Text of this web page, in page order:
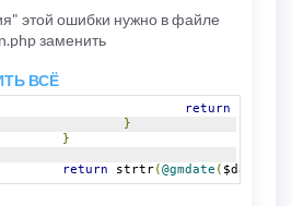
этой ошибки нужно в файле
заменить
ВСЁ
return
}
}
return strtr( @gmdate (